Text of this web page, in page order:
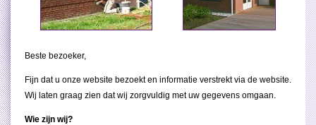
Beste bezoeker,
Fijn dat u onze website bezoekt en informatie verstrekt via de website.
Wij laten graag zien dat wij zorgvuldig met uw gegevens omgaan.
Wie zijn wij?